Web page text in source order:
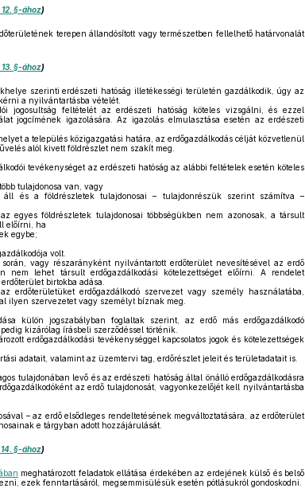
§-ához)
terepen állandósított vagy természetben fellelhető határvonalát
§-ához)
szerinti erdészeti hatóság illetékességi területén gazdálkodik, úgy az
a nyilvántartásba vételét.
jogosultság feltételét az erdészeti hatóság köteles vizsgálni, és ezzel
jogcímének igazolására. Az igazolás elmulasztása esetén az erdészeti
a település közigazgatási határa, az erdőgazdálkodás célját közvetlenül
alól kivett földrészlet nem szakít meg.
tevékenységet az erdészeti hatóság az alábbi feltételek esetén köteles
tulajdonosa van, vagy
áll és a földrészletek tulajdonosai – tulajdonrészük szerint számítva –
egyes földrészletek tulajdonosai többségükben nem azonosak, a társult
előírni, ha
egybe;
volt.
vagy részarányként nyilvántartott erdőterület nevesítésével az erdő
nem lehet társult erdőgazdálkodási kötelezettséget előírni. A rendelet
birtokba adása.
erdőterületüket erdőgazdálkodó szervezet vagy személy használatába,
ilyen szervezetet vagy személyt bíznak meg.
külön jogszabályban foglaltak szerint, az erdő más erdőgazdálkodó
kizárólag írásbeli szerződéssel történik.
erdőgazdálkodási tevékenységgel kapcsolatos jogok és kötelezettségek
adatait, valamint az üzemtervi tag, erdőrészlet jeleit és területadatait is.
tulajdonában levő és az erdészeti hatóság által önálló erdőgazdálkodásra
az erdő tulajdonosát, vagyonkezelőjét kell nyilvántartásba
– az erdő elsődleges rendeltetésének megváltoztatására, az erdőterület
e tárgyban adott hozzájárulását.
§-ához)
meghatározott feladatok ellátása érdekében az erdejének külső és belső
ezek fenntartásáról, megsemmisülésük esetén pótlásukról gondoskodni.